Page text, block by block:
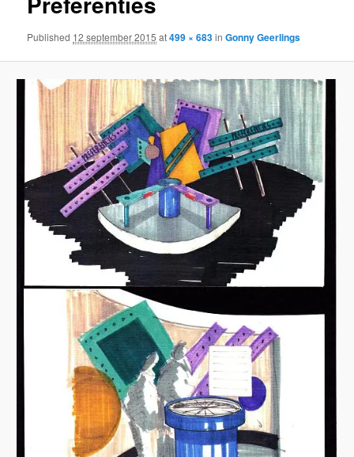
Published 12 september 2015 at499 × 683inGonny Geerlings